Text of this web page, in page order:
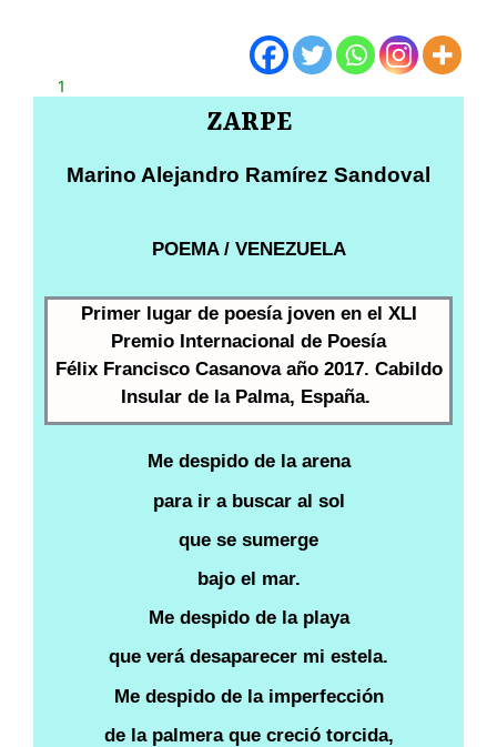
1
ZARPE
Marino Alejandro Ramírez Sandoval
POEMA / VENEZUELA
Primer lugar de poesía joven en el XLI
Premio Internacional de Poesía
Félix Francisco Casanova año 2017. Cabildo
Insular de la Palma, España.
Me despido de la arena
para ir a buscar al sol
que se sumerge
bajo el mar.
Me despido de la playa
que verá desaparecer mi estela.
Me despido de la imperfección
de la palmera que creció torcida,